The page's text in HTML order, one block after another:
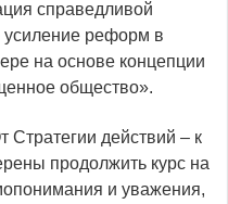
справедливой
усиление реформ в
на основе концепции
общество».
Стратегии действий – к
продолжить курс на
и уважения,